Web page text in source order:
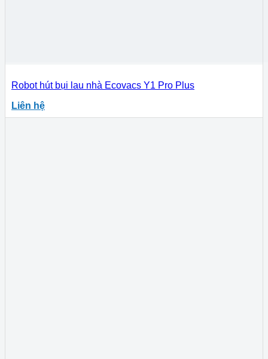
Robot hút bụi lau nhà Ecovacs Y1 Pro Plus
Liên hệ